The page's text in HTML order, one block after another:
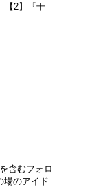
【2】『干
含むフォロ
場のアイド